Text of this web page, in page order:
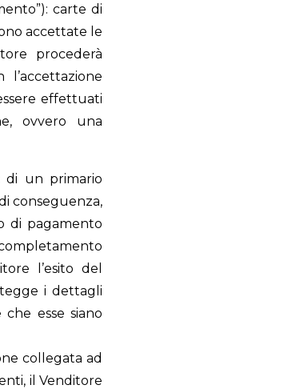
carte di
accettate le
procederà
effettuati
ovvero una
di un primario
conseguenza,
di pagamento
l’esito del
i dettagli
esse siano
collegata ad
il Venditore